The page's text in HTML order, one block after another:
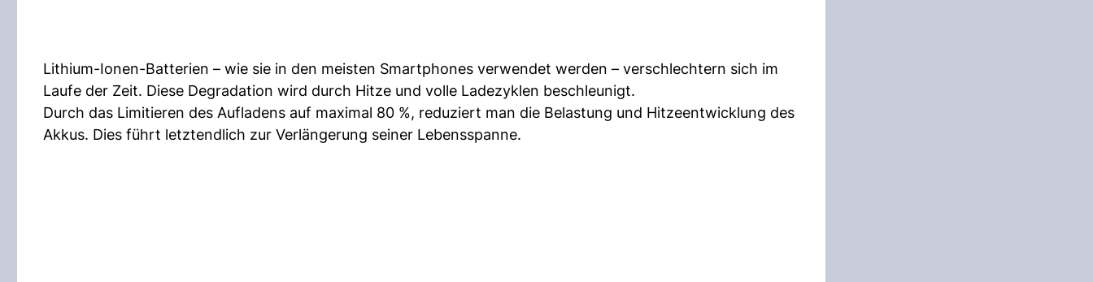
Lithium-Ionen-Batterien – wie sie in den meisten Smartphones verwendet werden – verschlechtern sich im
Laufe der Zeit. Diese Degradation wird durch Hitze und volle Ladezyklen beschleunigt.
Durch das Limitieren des Aufladens auf maximal 80 %, reduziert man die Belastung und Hitzeentwicklung des
Akkus. Dies führt letztendlich zur Verlängerung seiner Lebensspanne.